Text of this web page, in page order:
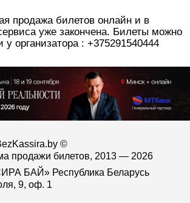
продажа билетов онлайн и в
уже закончена. Билеты можно
организатора : +375291540444
©
продажи билетов, 2013 — 2026
БАЙ» Республика Беларусь
9, оф. 1